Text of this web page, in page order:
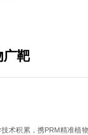
广靶
术积累，携PRM精准植